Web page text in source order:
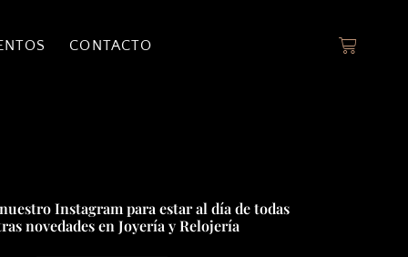
CONTACTO
Instagram para estar al día de todas
novedades en Joyería y Relojería